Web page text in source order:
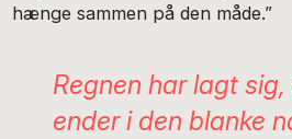
hænge sammen på den måde.”
Regnen har lagt
ender i den blanke